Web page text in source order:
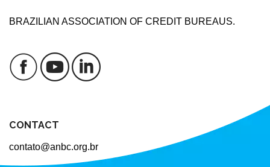
BRAZILIAN ASSOCIATION OF CREDIT BUREAUS.
CONTACT
contato@anbc.org.br